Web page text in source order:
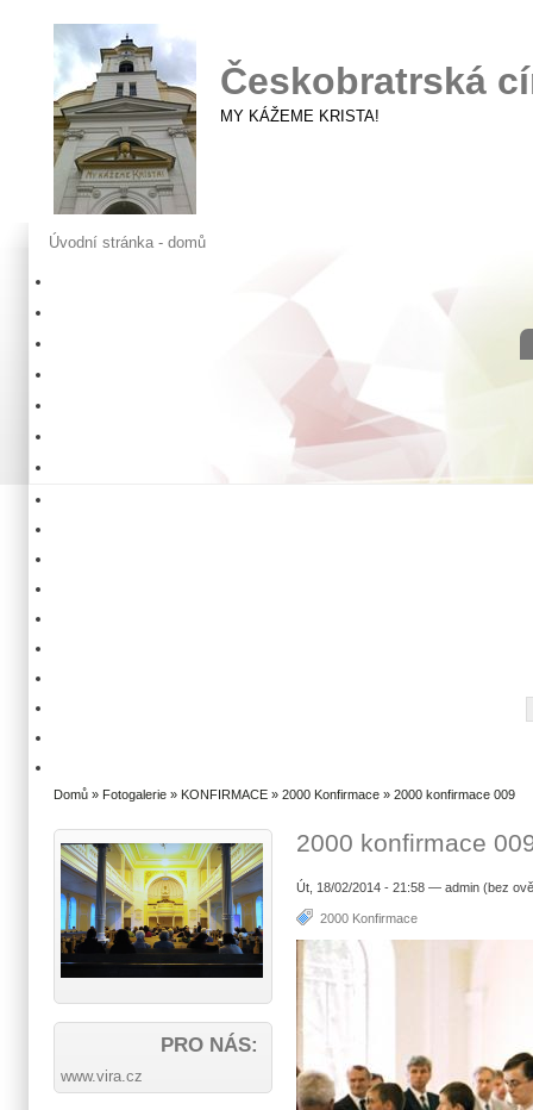
Českobratrská
MY KÁŽEME KRISTA!
Úvodní stránka - domů
Domů » Fotogalerie » KONFIRMACE » 2000 Konfirmace » 2000 konfirmace 009
2000 konfirmace
Út, 18/02/2014 - 21:58 — admin (bez
2000 Konfirmace
PRO NÁS:
www.vira.cz